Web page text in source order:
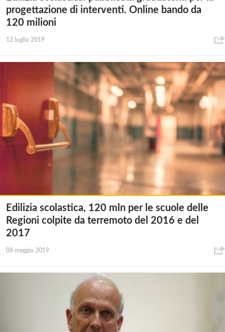
progettazione di interventi. Online bando da
120 milioni
12 luglio 2019
Edilizia scolastica, 120 mln per le scuole delle
Regioni colpite da terremoto del 2016 e del
2017
08 maggio 2019